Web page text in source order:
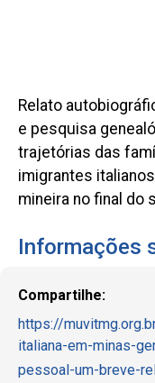
Relato
e pesquisa
trajetórias das
imigrantes
mineira no final do
Informações
Compartilhe:
https://
italiana-em-minas-
pessoal-um-breve-